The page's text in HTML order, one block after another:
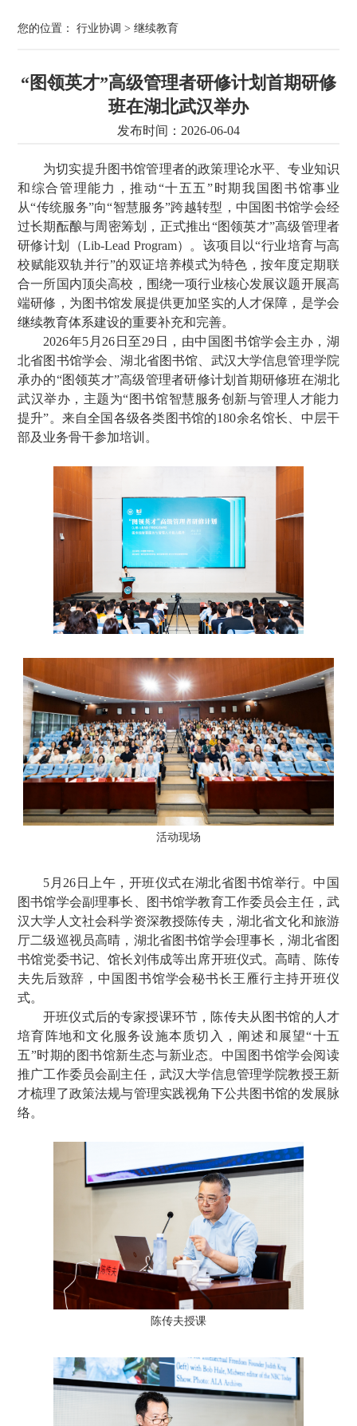
您的位置： 行业协调 > 继续教育
“图领英才”高级管理者研修计划首期研修
班在湖北武汉举办
发布时间：2026-06-04
为切实提升图书馆管理者的政策理论水平、专业知识
和综合管理能力，推动“十五五”时期我国图书馆事业
从“传统服务”向“智慧服务”跨越转型，中国图书馆学会经
过长期酝酿与周密筹划，正式推出“图领英才”高级管理者
研修计划（Lib-Lead Program）。该项目以“行业培育与高
校赋能双轨并行”的双证培养模式为特色，按年度定期联
合一所国内顶尖高校，围绕一项行业核心发展议题开展高
端研修，为图书馆发展提供更加坚实的人才保障，是学会
继续教育体系建设的重要补充和完善。
2026年5月26日至29日，由中国图书馆学会主办，湖
北省图书馆学会、湖北省图书馆、武汉大学信息管理学院
承办的“图领英才”高级管理者研修计划首期研修班在湖北
武汉举办，主题为“图书馆智慧服务创新与管理人才能力
提升”。来自全国各级各类图书馆的180余名馆长、中层干
部及业务骨干参加培训。
活动现场
5月26日上午，开班仪式在湖北省图书馆举行。中国
图书馆学会副理事长、图书馆学教育工作委员会主任，武
汉大学人文社会科学资深教授陈传夫，湖北省文化和旅游
厅二级巡视员高晴，湖北省图书馆学会理事长，湖北省图
书馆党委书记、馆长刘伟成等出席开班仪式。高晴、陈传
夫先后致辞，中国图书馆学会秘书长王雁行主持开班仪
式。
开班仪式后的专家授课环节，陈传夫从图书馆的人才
培育阵地和文化服务设施本质切入，阐述和展望“十五
五”时期的图书馆新生态与新业态。中国图书馆学会阅读
推广工作委员会副主任，武汉大学信息管理学院教授王新
才梳理了政策法规与管理实践视角下公共图书馆的发展脉
络。
陈传夫授课